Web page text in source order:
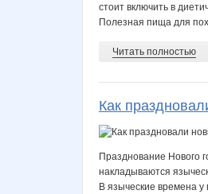
стоит включить в
Полезная пища для
Читать полностью
Как
Празднование Нового
накладываются
В языческие времена